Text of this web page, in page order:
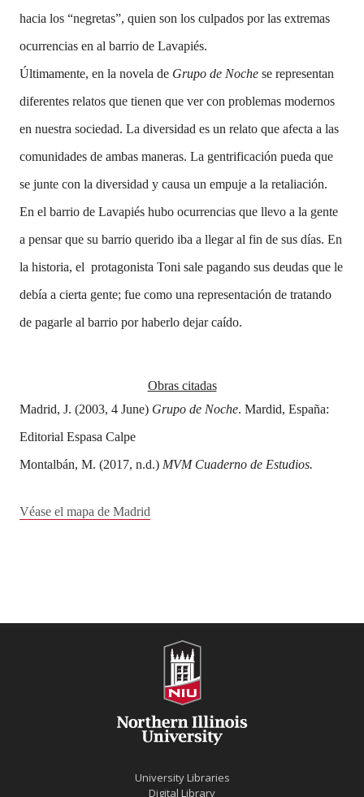
hacia los “negretas”, quien son los culpados por las extremas
ocurrencias en al barrio de Lavapiés.
Últimamente, en la novela de Grupo de Noche se representan
diferentes relatos que tienen que ver con problemas modernos
en nuestra sociedad. La diversidad es un relato que afecta a las
comunidades de ambas maneras. La gentrificación pueda que
se junte con la diversidad y causa un empuje a la retaliación.
En el barrio de Lavapiés hubo ocurrencias que llevo a la gente
a pensar que su barrio querido iba a llegar al fin de sus días. En
la historia, el protagonista Toni sale pagando sus deudas que le
debía a cierta gente; fue como una representación de tratando
de pagarle al barrio por haberlo dejar caído.
Obras citadas
Madrid, J. (2003, 4 June) Grupo de Noche. Mardid, España:
Editorial Espasa Calpe
Montalbán, M. (2017, n.d.) MVM Cuaderno de Estudios.
Véase el mapa de Madrid
University Libraries
Digital Library